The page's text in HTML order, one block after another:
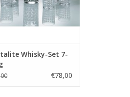
MEHR INFO
Whisky-Set 7-
€78,00